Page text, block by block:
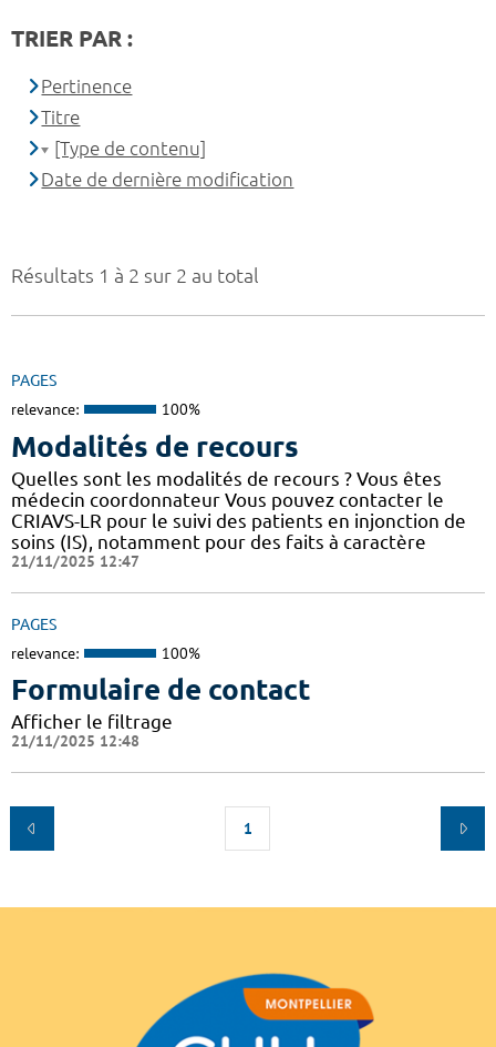
Résultats 1 à 2 sur 2 au total
PAGES
relevance: 100%
Modalités de recours
Quelles sont les modalités de recours ? Vous êtes
médecin coordonnateur Vous pouvez contacter le
CRIAVS-LR pour le suivi des patients en injonction de
soins (IS), notamment pour des faits à caractère
21/11/2025 12:47
PAGES
relevance: 100%
Formulaire de contact
Afficher le filtrage
21/11/2025 12:48
1
TRIER PAR :
Pertinence
Titre
[Type de contenu]
Date de dernière modification